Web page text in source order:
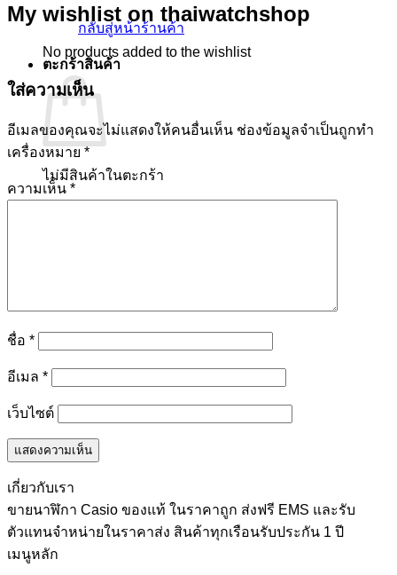
กลับสู่หน้าร้านค้า
ตะกร้าสินค้า
ไม่มีสินค้าในตะกร้า
My wishlist on thaiwatchshop
No products added to the wishlist
ใส่ความเห็น
อีเมลของคุณจะไม่แสดงให้คนอื่นเห็น ช่องข้อมูลจำเป็นถูกทำ
เครื่องหมาย *
ความเห็น *
ชื่อ *
อีเมล *
เว็บไซต์
เกี่ยวกับเรา
ขายนาฬิกา Casio ของแท้ ในราคาถูก ส่งฟรี EMS และรับ
ตัวแทนจำหน่ายในราคาส่ง สินค้าทุกเรือนรับประกัน 1 ปี
เมนูหลัก